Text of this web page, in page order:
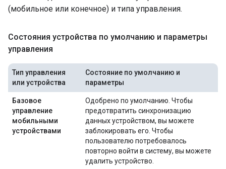
(мобильное или конечное) и типа управления.
Состояния устройства по умолчанию и параметры
управления
Тип управления
или устройства
Состояние по умолчанию и
параметры
Базовое
управление
мобильными
устройствами
Одобрено по умолчанию. Чтобы
предотвратить синхронизацию
данных устройством, вы можете
заблокировать его. Чтобы
пользователю потребовалось
повторно войти в систему, вы можете
удалить устройство.